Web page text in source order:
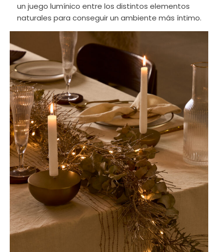
un juego lumínico entre los distintos elementos
naturales para conseguir un ambiente más íntimo.